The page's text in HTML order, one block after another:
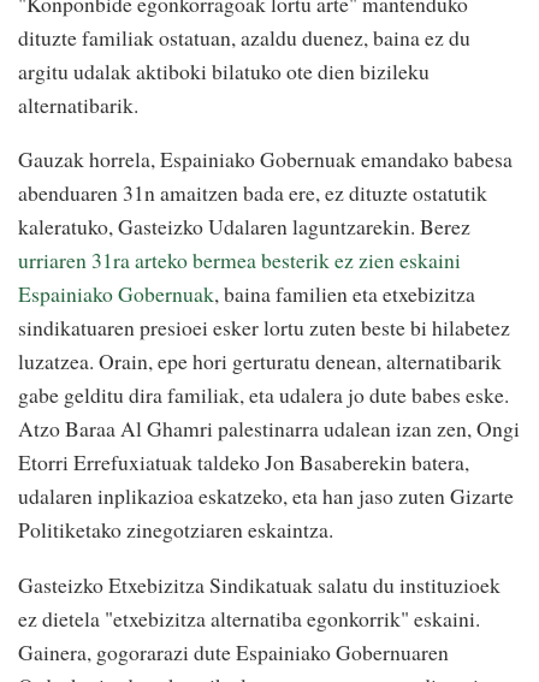
dituzte familiak ostatuan, azaldu duenez, baina ez du
argitu udalak aktiboki bilatuko ote dien bizileku
alternatibarik.
Gauzak horrela, Espainiako Gobernuak emandako babesa
abenduaren 31n amaitzen bada ere, ez dituzte ostatutik
kaleratuko, Gasteizko Udalaren laguntzarekin. Berez
urriaren 31ra arteko bermea besterik ez zien eskaini
Espainiako Gobernuak, baina familien eta etxebizitza
sindikatuaren presioei esker lortu zuten beste bi hilabetez
luzatzea. Orain, epe hori gerturatu denean, alternatibarik
gabe gelditu dira familiak, eta udalera jo dute babes eske.
Atzo Baraa Al Ghamri palestinarra udalean izan zen, Ongi
Etorri Errefuxiatuak taldeko Jon Basaberekin batera,
udalaren inplikazioa eskatzeko, eta han jaso zuten Gizarte
Politiketako zinegotziaren eskaintza.
Gasteizko Etxebizitza Sindikatuak salatu du instituzioek
ez dietela "etxebizitza alternatiba egonkorrik" eskaini.
Gainera, gogorarazi dute Espainiako Gobernuaren